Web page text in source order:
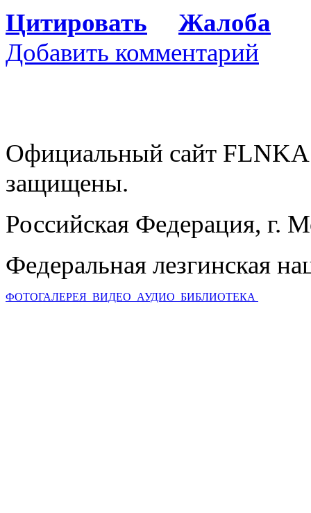
Цитировать
Жалоба
Добавить комментарий
Официальный сайт
защищены.
Российская Федерация, г.
Федеральная лезгинская
ФОТОГАЛЕРЕЯ ВИДЕО АУДИО БИБЛИОТЕКА